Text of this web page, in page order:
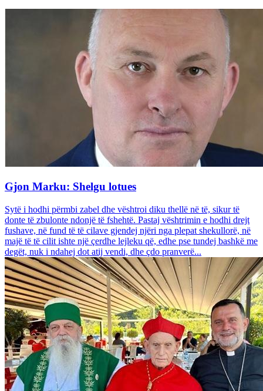
Gjon Marku: Shelgu lotues
Sytë i hodhi përmbi zabel dhe vështroi diku thellë në të, sikur të
donte të zbulonte ndonjë të fshehtë. Pastaj vështrimin e hodhi drejt
fushave, në fund të të cilave gjendej njëri nga plepat shekullorë, në
majë të të cilit ishte një çerdhe lejleku që, edhe pse tundej bashkë me
degët, nuk i ndahej dot atij vendi, dhe çdo pranverë...